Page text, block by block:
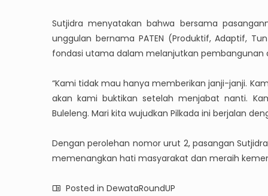
Sutjidra menyatakan bahwa bersama
unggulan bernama PATEN (Produktif, Adaptif,
fondasi utama dalam melanjutkan pembangunan
“Kami tidak mau hanya memberikan janji-janji.
akan kami buktikan setelah menjabat nanti.
Buleleng. Mari kita wujudkan Pilkada ini berjalan
Dengan perolehan nomor urut 2, pasangan
memenangkan hati masyarakat dan meraih
Posted in DewataRoundUP